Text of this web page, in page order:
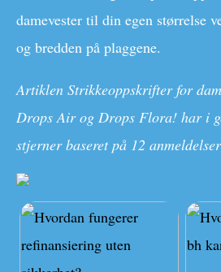
damevester til din egen størrelse
og bredden på plaggene.
Artiklen Strikkeoppskrifter for
Drops Air og Drops Flora! har i
stjerner baseret på 12 anmeldelser